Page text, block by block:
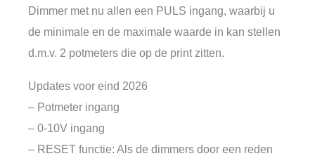
aantal
Dimmer met nu allen een PULS ingang, waarbij u
de minimale en de maximale waarde in kan stellen
d.m.v. 2 potmeters die op de print zitten.
Updates voor eind 2026
– Potmeter ingang
– 0-10V ingang
– RESET functie: Als de dimmers door een reden